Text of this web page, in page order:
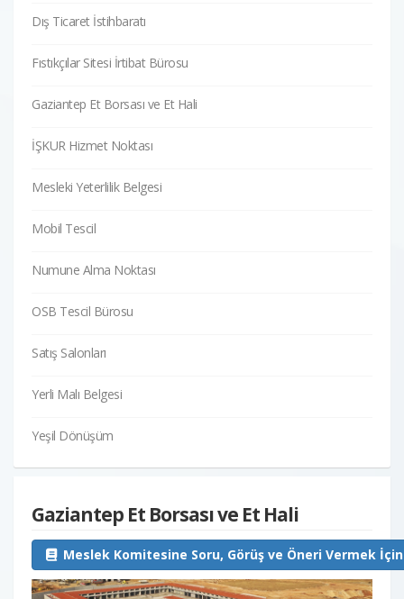
Dış Ticaret İstihbaratı
Fıstıkçılar Sitesi İrtibat Bürosu
Gaziantep Et Borsası ve Et Hali
İŞKUR Hizmet Noktası
Mesleki Yeterlilik Belgesi
Mobil Tescil
Numune Alma Noktası
OSB Tescil Bürosu
Satış Salonları
Yerli Malı Belgesi
Yeşil Dönüşüm
Gaziantep Et Borsası ve Et Hali
Meslek Komitesine Soru, Görüş ve Öneri Vermek İçin